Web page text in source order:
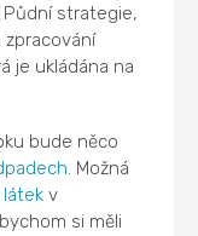
Půdní strategie,
je ukládána na
bude něco
. Možná
v
si měli